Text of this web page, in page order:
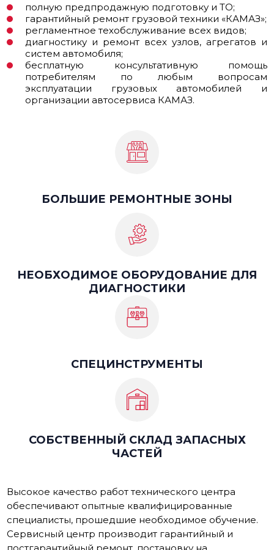
полную предпродажную подготовку и ТО;
гарантийный ремонт грузовой техники «КАМАЗ»;
регламентное техобслуживание всех видов;
диагностику и ремонт всех узлов, агрегатов и
систем автомобиля;
бесплатную консультативную помощь
потребителям по любым вопросам
эксплуатации грузовых автомобилей и
организации автосервиса КАМАЗ.
БОЛЬШИЕ РЕМОНТНЫЕ ЗОНЫ
НЕОБХОДИМОЕ ОБОРУДОВАНИЕ ДЛЯ
ДИАГНОСТИКИ
СПЕЦИНСТРУМЕНТЫ
СОБСТВЕННЫЙ СКЛАД ЗАПАСНЫХ
ЧАСТЕЙ
Высокое качество работ технического центра
обеспечивают опытные квалифицированные
специалисты, прошедшие необходимое обучение.
Сервисный центр производит гарантийный и
постгарантийный ремонт, постановку на